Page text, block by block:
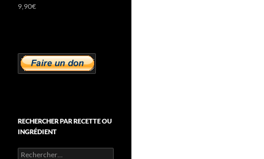
9,90€
RECHERCHER PAR RECETTE OU
INGRÉDIENT
Rechercher :